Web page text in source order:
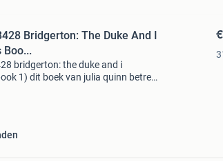
Bridgerton: The Duke And I
Boo...
bridgerton: the duke and i
1) dit boek van julia quinn betreft